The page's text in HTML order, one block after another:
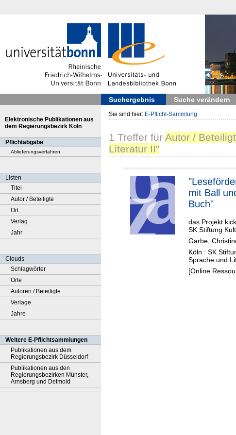
Suchergebnis Suche verändern
Elektronische Publikationen aus
dem Regierungsbezirk Köln
Pflichtabgabe
Ablieferungsverfahren
Listen
Titel
Autor / Beteiligte
Ort
Verlag
Jahr
Clouds
Schlagwörter
Orte
Autoren / Beteiligte
Verlage
Jahre
Weitere E-Pflichtsammlungen
Publikationen aus dem
Regierungsbezirk Düsseldorf
Publikationen aus den
Regierungsbezirken Münster,
Arnsberg und Detmold
Sie sind hier: E-Pflicht-Sammlung
1 Treffer für Autor /
Literatur II"
mit Ball
Buch"
das Projekt
SK Stiftung
Garbe,
Köln : SK
Sprache und
[Online